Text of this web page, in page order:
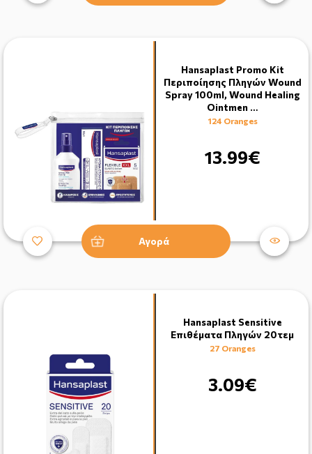
Hansaplast Promo Kit
Περιποίησης Πληγών Wound
Spray 100ml, Wound Healing
Ointmen …
124 Oranges
13.99€
Αγορά
Hansaplast Sensitive
Επιθέματα Πληγών 20τεμ
27 Oranges
3.09€